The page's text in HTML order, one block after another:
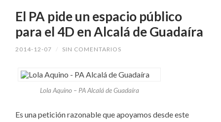
El PA pide un espacio público
para el 4D en Alcalá de Guadaíra
2014-12-07 / SIN COMENTARIOS
Lola Aquino – PA Alcalá de Guadaíra
Es una petición razonable que apoyamos desde este